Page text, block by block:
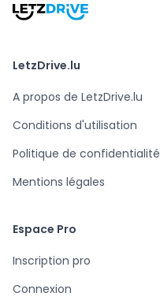
LetzDrive.lu
A propos de LetzDrive.lu
Conditions d'utilisation
Politique de confidentialité
Mentions légales
Espace Pro
Inscription pro
Connexion